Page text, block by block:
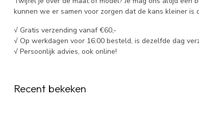
kunnen we er samen voor zorgen dat de kans kleiner
√ Gratis verzending vanaf €60,-
√ Op werkdagen voor 16:00 besteld, is dezelfde dag
√ Persoonlijk advies, ook online!
Recent bekeken